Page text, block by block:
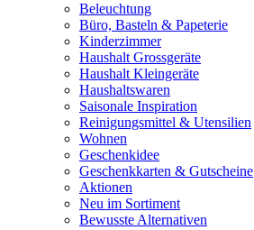
Beleuchtung
Büro, Basteln & Papeterie
Kinderzimmer
Haushalt Grossgeräte
Haushalt Kleingeräte
Haushaltswaren
Saisonale Inspiration
Reinigungsmittel & Utensilien
Wohnen
Geschenkidee
Geschenkkarten & Gutscheine
Aktionen
Neu im Sortiment
Bewusste Alternativen